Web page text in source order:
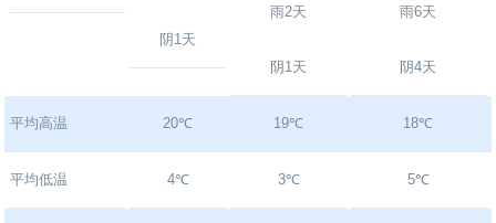
阴1天
雨2天
阴1天
雨6天
阴4天
平均高温 20℃ 19℃ 18℃
平均低温 4℃ 3℃ 5℃